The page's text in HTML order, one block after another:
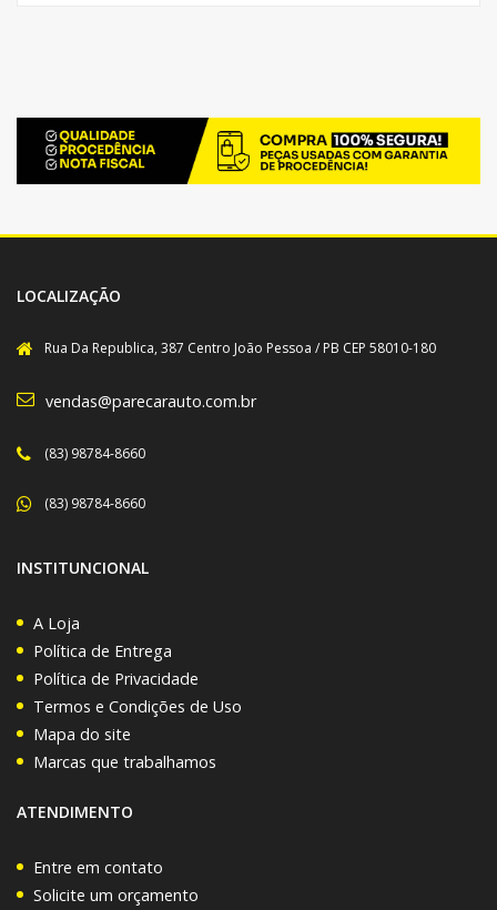
LOCALIZAÇÃO
Rua Da Republica, 387 Centro João Pessoa / PB CEP 58010-180
vendas@parecarauto.com.br
(83) 98784-8660
(83) 98784-8660
INSTITUNCIONAL
A Loja
Política de Entrega
Política de Privacidade
Termos e Condições de Uso
Mapa do site
Marcas que trabalhamos
ATENDIMENTO
Entre em contato
Solicite um orçamento